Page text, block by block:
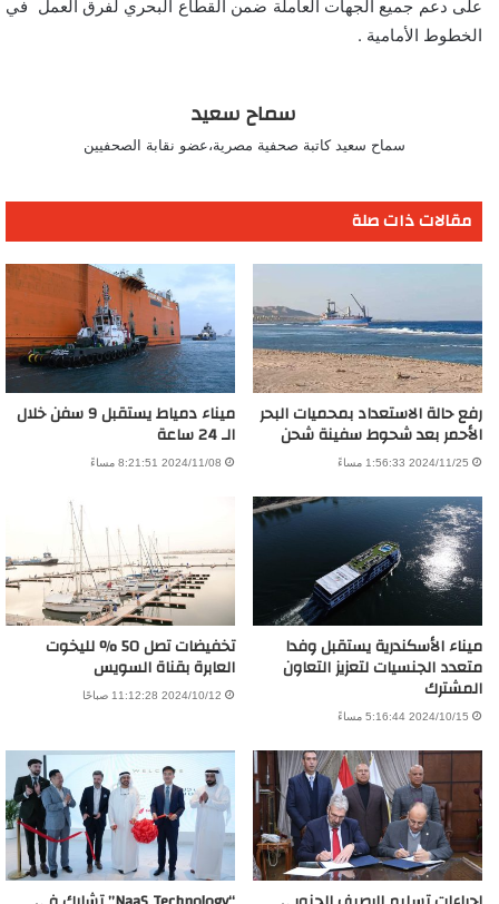
على دعم جميع الجهات العاملة ضمن القطاع البحري لفرق العمل في
الخطوط الأمامية .
سماح سعيد
سماح سعيد كاتبة صحفية مصرية،عضو نقابة الصحفيين
مقالات ذات صلة
رفع حالة الاستعداد بمحميات البحر
الأحمر بعد شحوط سفينة شحن
2024/11/25 1:56:33 مساءً
ميناء دمياط يستقبل 9 سفن خلال
الـ 24 ساعة
2024/11/08 8:21:51 مساءً
ميناء الأسكندرية يستقبل وفدا
متعدد الجنسيات لتعزيز التعاون
المشترك
2024/10/15 5:16:44 مساءً
تخفيضات تصل 50 % لليخوت
العابرة بقناة السويس
2024/10/12 11:12:28 صباحًا